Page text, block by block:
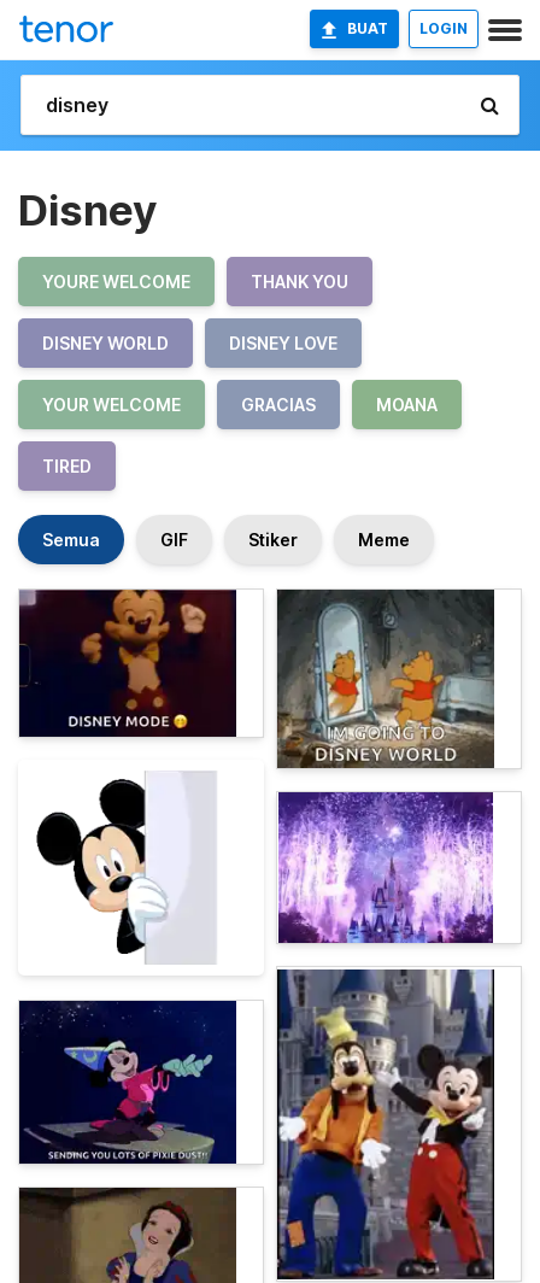
BUAT LOGIN
Disney
YOURE WELCOME THANK YOU
DISNEY WORLD DISNEY LOVE
YOUR WELCOME GRACIAS MOANA
TIRED
Semua GIF Stiker Meme